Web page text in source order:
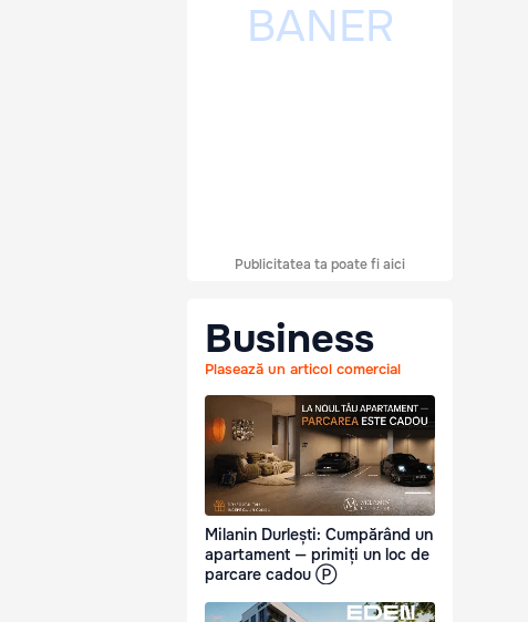
Publicitatea ta poate fi aici
Business
Plasează un articol comercial
Milanin Durlești: Cumpărând un
apartament — primiți un loc de
parcare cadou Ⓟ